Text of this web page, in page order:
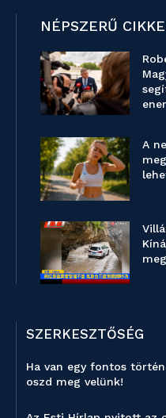
NÉPSZERŰ
A
SZERKESZTŐSÉG
Ha van egy fontos
oszd meg velünk!